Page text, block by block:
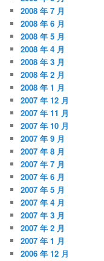
2008 年 7 月
2008 年 6 月
2008 年 5 月
2008 年 4 月
2008 年 3 月
2008 年 2 月
2008 年 1 月
2007 年 12 月
2007 年 11 月
2007 年 10 月
2007 年 9 月
2007 年 8 月
2007 年 7 月
2007 年 6 月
2007 年 5 月
2007 年 4 月
2007 年 3 月
2007 年 2 月
2007 年 1 月
2006 年 12 月